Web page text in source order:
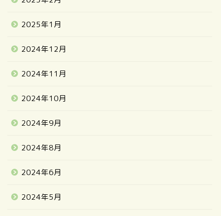
2025年1月
2024年12月
2024年11月
2024年10月
2024年9月
2024年8月
2024年6月
2024年5月